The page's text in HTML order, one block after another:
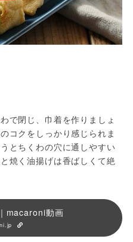
で閉じ、巾着を作りましょ
コクをしっかり感じられま
とちくわの穴に通しやすい
焼く油揚げは香ばしくて絶
macaroni動画